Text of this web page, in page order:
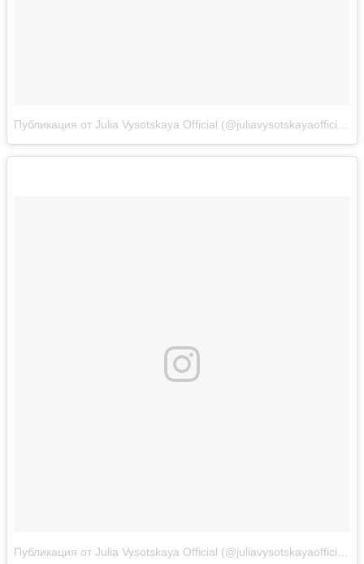
Публикация от Julia Vysotskaya Official (@juliavysotskayaofficial)
Публикация от Julia Vysotskaya Official (@juliavysotskayaofficial)